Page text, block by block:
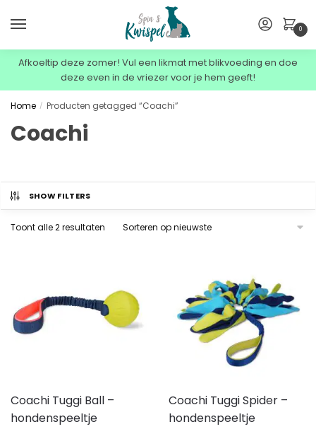
0
Afkoeltip deze zomer! Vul een likmat met blikvoeding en doe
deze even in de vriezer voor je hem geeft!
Home / Producten getagged “Coachi”
Coachi
SHOW FILTERS
Toont alle 2 resultaten
Coachi Tuggi Ball –
hondenspeeltje
Coachi Tuggi Spider –
hondenspeeltje